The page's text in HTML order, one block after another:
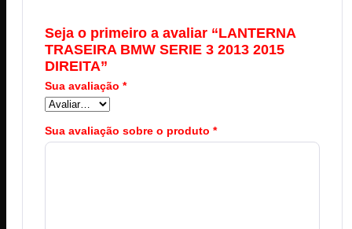
Seja o primeiro a avaliar “LANTERNA
TRASEIRA BMW SERIE 3 2013 2015
DIREITA”
Sua avaliação *
Sua avaliação sobre o produto *